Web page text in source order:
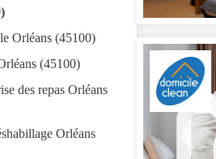
Orléans (45100)
(45100)
des repas Orléans
Orléans